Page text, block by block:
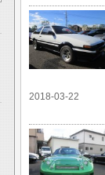
2018-03-22